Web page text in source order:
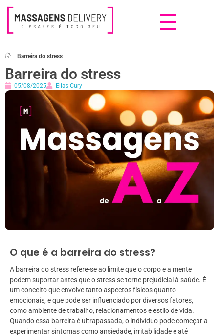
Barreira do stress
Barreira do stress
05/08/2025 Elias Cury
O que é a barreira do stress?
A barreira do stress refere-se ao limite que o corpo e a mente
podem suportar antes que o stress se torne prejudicial à saúde. É
um conceito que envolve tanto aspectos físicos quanto
emocionais, e que pode ser influenciado por diversos fatores,
como ambiente de trabalho, relacionamentos e estilo de vida.
Quando essa barreira é ultrapassada, o indivíduo pode começar a
experimentar sintomas como ansiedade, irritabilidade e até